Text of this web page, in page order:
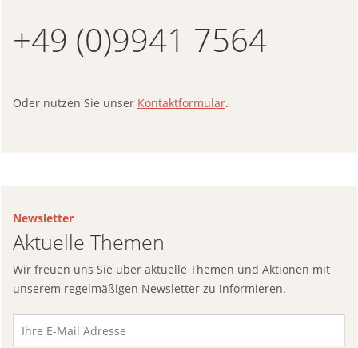
+49 (0)9941 7564
Oder nutzen Sie unser Kontaktformular.
Newsletter
Aktuelle Themen
Wir freuen uns Sie über aktuelle Themen und Aktionen mit
unserem regelmäßigen Newsletter zu informieren.